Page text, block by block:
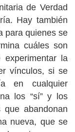
de Verdad
Hay también
para quienes se
cuáles son
la
vínculos, si se
en cualquier
los “sí” y los
que abandonan
nueva, que se